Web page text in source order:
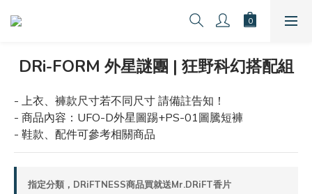
DRi-FORM 外星謎團 | 狂野科幻搭配組
- 上衣、褲款尺寸若不同尺寸 請備註告知！
- 商品內容：UFO-D外星圖踢+PS-01圖騰短褲
- 鞋款、配件可參考相關商品
指定分類，DRiFTNESS商品買就送Mr.DRiFT香片